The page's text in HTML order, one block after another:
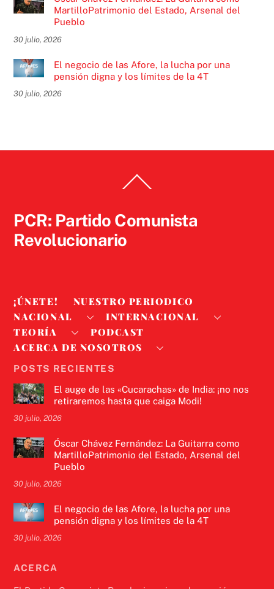
MartilloPatrimonio del Estado, Arsenal del
Pueblo
30 julio, 2026
El negocio de las Afore, la lucha por una
pensión digna y los límites de la 4T
30 julio, 2026
To
PCR: Partido Comunista
Revolucionario
¡ÚNETE!
NUESTRO PERIODICO
NACIONAL
INTERNACIONAL
TEORÍA
PODCAST
ACERCA DE NOSOTROS
POSTS RECIENTES
El auge de las «Cucarachas» de India: ¡no nos
retiraremos hasta que caiga Modi!
30 julio, 2026
Óscar Chávez Fernández: La Guitarra como
MartilloPatrimonio del Estado, Arsenal del
Pueblo
30 julio, 2026
El negocio de las Afore, la lucha por una
pensión digna y los límites de la 4T
30 julio, 2026
ACERCA